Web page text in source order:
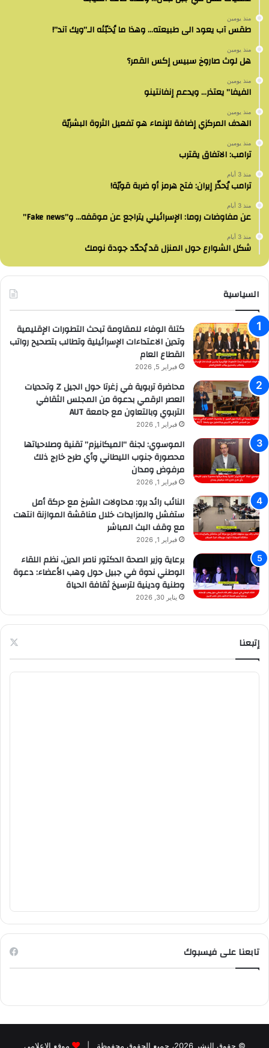
منذ يومين
طقس آب يعود الى طبيعته… وهذا ما يُخبّئه الـ”ويك آند”!
منذ يومين
هل لوث صاروخ سبيس إكس القمر؟
منذ يومين
الفيفا” يعتذر… ويدعم إنفانتينو
منذ يومين
الهدف المركزي إضافة للإنماء هو تفعيل الثروة البشريّة
منذ يومين
ترامب: الاتفاق يقترب
منذ 3 أيام
ترامب يُحذّر إيران: فتح هرمز أو ضربة قويّة!
منذ 3 أيام
عن مفاوضات روما: الإسرائيلي يتراجع عن موقفه… و”Fake news”
منذ 3 أيام
شكل الشوارع حول المنزل قد يُحدّد جودة نومك
السياسية
كتلة الوفاء للمقاومة تبحث التطورات الإقليمية
وتدين الاعتداءات الإسرائيلية وتطالب بتصحيح رواتب
القطاع العام
فبراير 5, 2026
محاضرة تربوية في زغرتا حول الجيل Z وتحديات
العصر الرقمي بدعوة من المجلس الثقافي
التربوي وبالتعاون مع جامعة AUT
فبراير 1, 2026
الموسوي: لجنة “الميكانيزم” تقنية وصلاحياتها
محصورة جنوب الليطاني وأي طرح خارج ذلك
مرفوض ومدان
فبراير 1, 2026
النائب رائد برو: محاولات الشرخ مع حركة أمل
ستفشل والمزايدات خلال مناقشة الموازنة انتهت
مع وقف البث المباشر
فبراير 1, 2026
برعاية وزير الصحة الدكتور ناصر الدين، نظم اللقاء
الوطني ندوة في جبيل حول وهب الأعضاء: دعوة
وطنية ودينية لترسيخ ثقافة الحياة
يناير 30, 2026
إتبعنا
تابعنا على فيسبوك
© حقوق النشر 2026، جميع الحقوق محفوظة | موقع الاعلامي